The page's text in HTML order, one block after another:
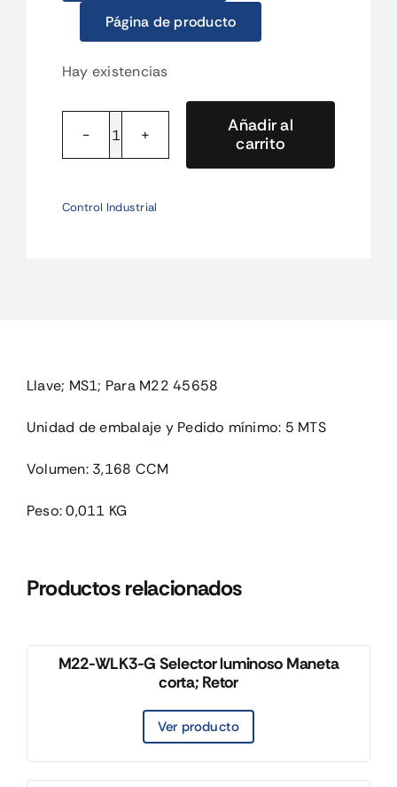
Página de producto
Hay existencias
M22-
Llave;
Añadir al
carrito
Control Industrial
Llave; MS1; Para M22 45658
Unidad de embalaje y Pedido mínimo: 5 MTS
Volumen: 3,168 CCM
Peso: 0,011 KG
Productos relacionados
M22-WLK3-G Selector luminoso Maneta
corta; Retor
Ver producto